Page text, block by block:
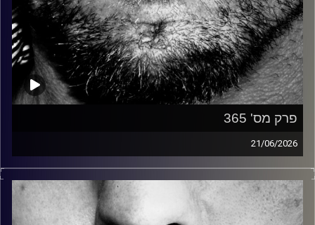
פרק מס' 365
21/06/2026
זיפים, מוזיקה מחוספסת של הופעות חיות. הרבה ג'אם, רוק,
בלוז, bluegrass, ג'אז, Fאנק, פרוגרסיב ואפילו אלקטרוניקה.
כל מה שחי, אמיתי ונושם.
עם שמוליק רגב.